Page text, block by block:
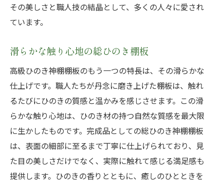
その美しさと職人技の結晶として、多くの人々に愛され
ています。
滑らかな触り心地の総ひのき棚板
高級ひのき神棚棚板のもう一つの特長は、その滑らかな
仕上げです。職人たちが丹念に磨き上げた棚板は、触れ
るたびにひのきの質感と温かみを感じさせます。この滑
らかな触り心地は、ひのき材の持つ自然な質感を最大限
に生かしたものです。完成品としての総ひのき神棚棚板
は、表面の細部に至るまで丁寧に仕上げられており、見
た目の美しさだけでなく、実際に触れて感じる満足感も
提供します。ひのきの香りとともに、癒しのひとときを